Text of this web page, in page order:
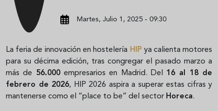
Martes, Julio 1, 2025 - 09:30
La feria de innovación en hostelería HIP ya calienta motores
para su décima edición, tras congregar el pasado marzo a
más de 56.000empresarios en Madrid. Del 16 al 18 de
febrero de 2026, HIP 2026 aspira a superar estas cifras y
mantenerse como el “place to be” del sector Horeca.